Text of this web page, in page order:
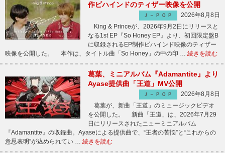
作ビハインドのティザー映像を公開
Ｊ－ＰＯＰ
2026年8月8日
King & Princeが、2026年9月2日にリリースと
なる1st EP『So Honey EP』より、初回限定盤B
に収録されるEP制作ビハインド映像のティザー
映像を公開した。 本作は、タイトル曲「So Honey」の中の印 … 続きを読む
葛葉、ミニアルバム『Adamantite』より
Ayase提供曲「王道」MV公開
Ｊ－ＰＯＰ
2026年8月8日
葛葉が、新曲「王道」のミュージックビデオ
を公開した。 新曲「王道」は、2026年7月29
日にリリースされたニューミニアルバム
『Adamantite』の収録曲。Ayaseによる提供曲で、“王者の苦悩”と“これからの
意思表明”が込められてい … 続きを読む